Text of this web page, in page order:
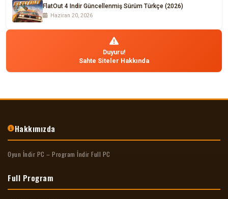
FlatOut 4 Indir Güncellenmiş Sürüm Türkçe (2026)
Haziran 20, 2026
Duyuru!
Sahte Siteler Hakkında
Hakkımızda
Oyun İndir PC – Program İndir Full PC
Full Program